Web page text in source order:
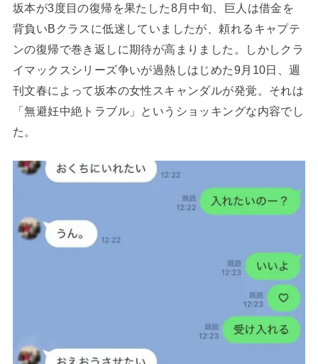
坂本が3度目の復帰を果たした8月中旬、巨人は借金を
背負いBクラスに低迷していましたが、頼れるキャプテ
ンの復帰で巻き返しに期待が高まりました。しかしクラ
イマックスシリーズ争いが過熱しはじめた9月10日、週
刊文春によって坂本の女性スキャンダルが発覚。それは
「無避妊中絶トラブル」というショッキングな内容でし
た。